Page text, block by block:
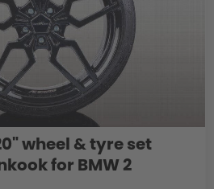
wheel & tyre set
for BMW 2